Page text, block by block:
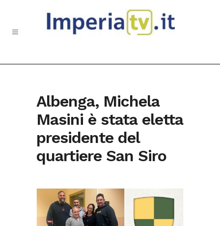
Albenga, Michela
Masini è stata eletta
presidente del
quartiere San Siro